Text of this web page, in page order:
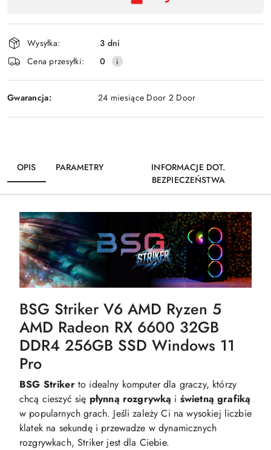
płatność
i
dostawa
Wysyłka:
3 dni
Cena przesyłki:
0
Gwarancja: 24 miesiące Door 2 Door
OPIS PARAMETRY
INFORMACJE DOT.
BEZPIECZEŃSTWA
BSG Striker V6 AMD Ryzen 5
AMD Radeon RX 6600 32GB
DDR4 256GB SSD Windows 11
Pro
BSG Strikerto idealny komputer dla graczy, którzy
chcą cieszyć się płynną rozgrywką i świetną grafiką
w popularnych grach. Jeśli zależy Ci na wysokiej liczbie
klatek na sekundę i przewadze w dynamicznych
rozgrywkach, Striker jest dla Ciebie.